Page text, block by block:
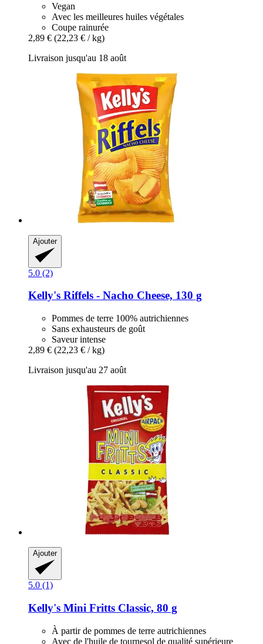
Vegan
Avec les meilleures huiles végétales
Coupe rainurée
2,89 € (22,23 € / kg)
Livraison jusqu'au 18 août
Ajouter
5.0 (2)
Kelly's Riffels -​ Nacho Cheese, 130 g
Pommes de terre 100% autrichiennes
Sans exhausteurs de goût
Saveur intense
2,89 € (22,23 € / kg)
Livraison jusqu'au 27 août
Ajouter
5.0 (1)
Kelly's Mini Fritts Classic, 80 g
À partir de pommes de terre autrichiennes
Avec de l'huile de tournesol de qualité supérieure